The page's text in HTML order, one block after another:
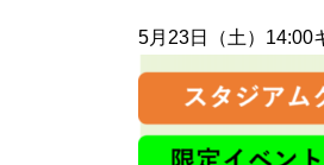
5月23日（土）14:00